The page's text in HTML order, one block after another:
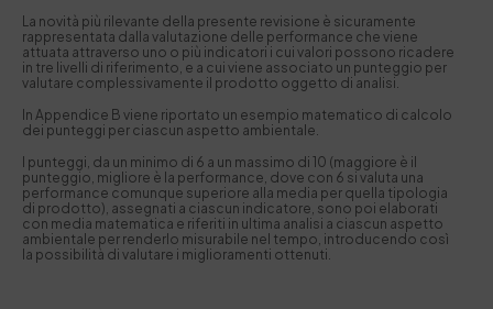
La novità più rilevante della presente revisione è sicuramente
rappresentata dalla valutazione delle performance che viene
attuata attraverso uno o più indicatori i cui valori possono ricadere
in tre livelli di riferimento, e a cui viene associato un punteggio per
valutare complessivamente il prodotto oggetto di analisi.
In Appendice B viene riportato un esempio matematico di calcolo
dei punteggi per ciascun aspetto ambientale.
I punteggi, da un minimo di 6 a un massimo di 10 (maggiore è il
punteggio, migliore è la performance, dove con 6 si valuta una
performance comunque superiore alla media per quella tipologia
di prodotto), assegnati a ciascun indicatore, sono poi elaborati
con media matematica e riferiti in ultima analisi a ciascun aspetto
ambientale per renderlo misurabile nel tempo, introducendo così
la possibilità di valutare i miglioramenti ottenuti.